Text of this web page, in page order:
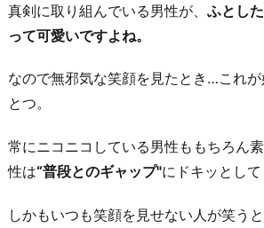
真剣に取り組んでいる男性が、 ふとし
って可愛いですよね。
なので無邪気な笑顔を見たとき…これ
とつ。
常にニコニコしている男性ももちろん
性は“普段とのギャップ"にドキッとして
しかもいつも笑顔を見せない人が笑うと